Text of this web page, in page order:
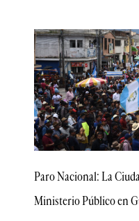
Paro Nacional: La
Ministerio Público en